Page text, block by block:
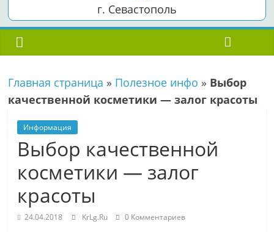
г. Севастополь
Главная страница » Полезное инфо » Выбор
качественной косметики — залог красоты
Информация
Выбор качественной
косметики — залог
красоты
24.04.2018 KrLg.Ru 0 Комментариев